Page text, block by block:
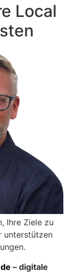
Local
Ihre Ziele zu
unterstützen
– digitale